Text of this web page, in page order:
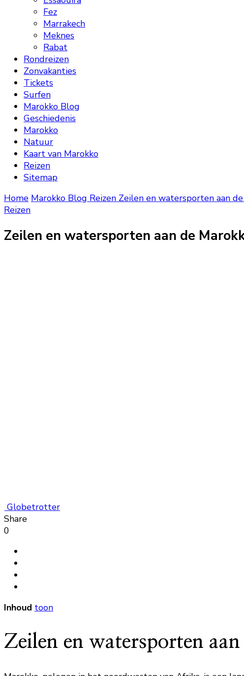
Fez
Marrakech
Meknes
Rabat
Rondreizen
Zonvakanties
Tickets
Surfen
Marokko Blog
Geschiedenis
Marokko
Natuur
Kaart van Marokko
Reizen
Sitemap
Home Marokko Blog Reizen Zeilen en watersporten aan
Reizen
Zeilen en watersporten aan de
Globetrotter
Share
0
Inhoud toon
Zeilen en watersporten